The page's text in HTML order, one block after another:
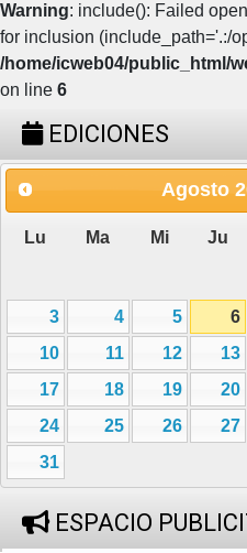
Warning: include(): Failed
for inclusion (include_path='.:/
/home/icweb04/public_html/
on line 6
EDICIONES
Agosto
Lu Ma Mi Ju
3
4 5 6
10
11 12 13
17
18 19 20
24
25 26 27
31
ESPACIO